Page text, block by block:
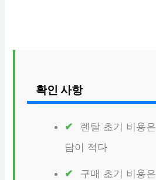
확인 사항
렌탈 초기 비용은
담이 적다
구매 초기 비용은